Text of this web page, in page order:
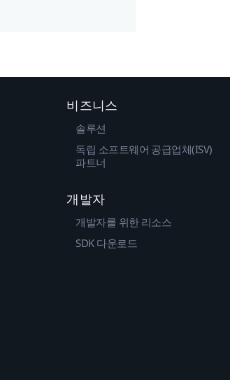
비즈니스
솔루션
독립 소프트웨어 공급업체(ISV)
파트너
개발자
개발자를 위한 리소스
SDK 다운로드